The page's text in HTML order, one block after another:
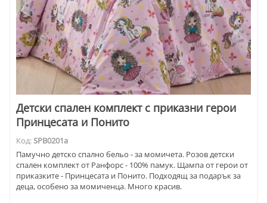
Детски спален комплект с приказни герои
Принцесата и Понито
Код:SPB0201a
Памучно детско спално бельо - за момичета. Розов детски
спален комплект от Ранфорс - 100% памук. Щампа от герои от
приказките - Принцесата и Понито. Подходящ за подарък за
деца, особено за момиченца. Много красив.